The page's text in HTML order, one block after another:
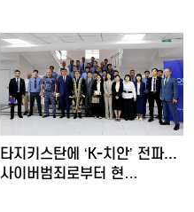
타지키스탄에 ‘K-치안’ 전파...
사이버범죄로부터 현…